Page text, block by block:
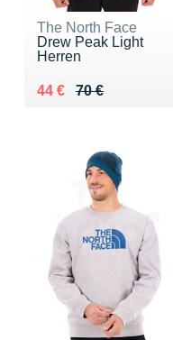
The North Face
Drew Peak Light
Herren
70 €
Au lieu de 70 €
44 €
Vendu 44 €